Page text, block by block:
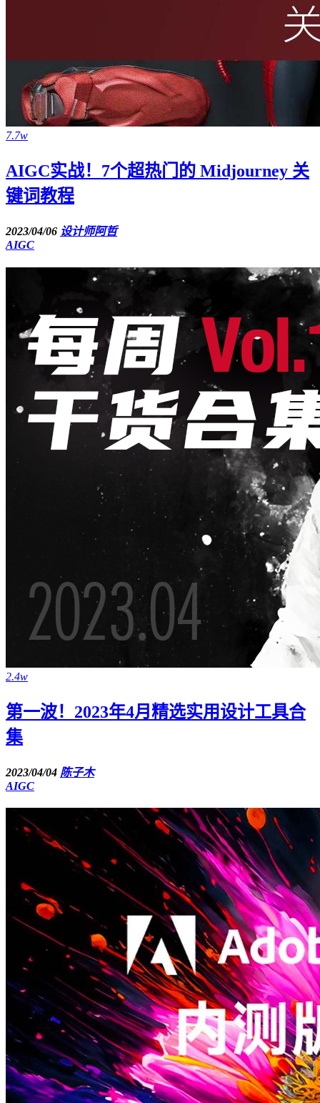
7.7w
AIGC实战！7个超热门的 Midjourney 关
键词教程
2023/04/06 设计师阿哲
AIGC
2.4w
第一波！2023年4月精选实用设计工具合
集
2023/04/04 陈子木
AIGC